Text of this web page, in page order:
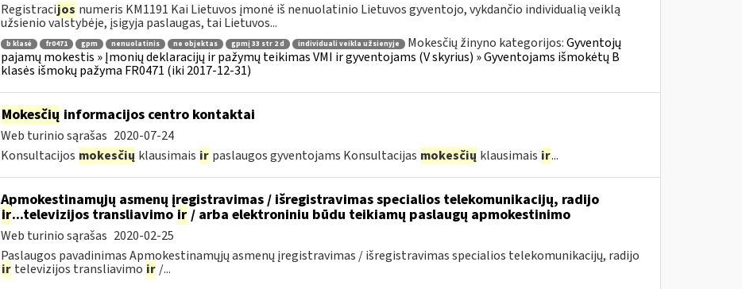
Registracijos numeris KM1191 Kai Lietuvos įmonė iš nenuolatinio Lietuvos gyventojo, vykdančio individualią veiklą
užsienio valstybėje, įsigyja paslaugas, tai Lietuvos...
b klasė fr0471 gpm nenuolatinis ne objektas gpmį 33 str 2 d individuali veikla užsienyje Mokesčių žinyno kategorijos:Gyventojų
pajamų mokestis » Įmonių deklaracijų ir pažymų teikimas VMI ir gyventojams (V skyrius) » Gyventojams išmokėtų B
klasės išmokų pažyma FR0471 (iki 2017-12-31)
Mokesčių informacijos centro kontaktai
Web turinio sąrašas 2020-07-24
Konsultacijos mokesčių klausimais ir paslaugos gyventojams Konsultacijas mokesčių klausimais ir...
Apmokestinamųjų asmenų įregistravimas / išregistravimas specialios telekomunikacijų, radijo
ir...televizijos transliavimo ir/ arba elektroniniu būdu teikiamų paslaugų apmokestinimo
Web turinio sąrašas 2020-02-25
Paslaugos pavadinimas Apmokestinamųjų asmenų įregistravimas / išregistravimas specialios telekomunikacijų, radijo
ir televizijos transliavimo ir /...